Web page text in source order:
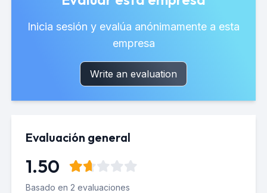
Inicia sesión y evalúa anónimamente a esta
empresa
Write an evaluation
Evaluación general
1.50
Basado en 2 evaluaciones